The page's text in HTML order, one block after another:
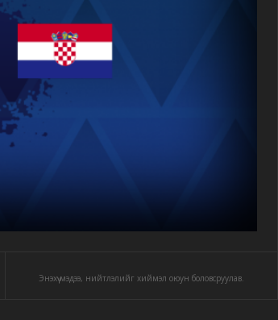
Энэхүү мэдээ, нийтлэлийг хиймэл оюун боловсруулав.